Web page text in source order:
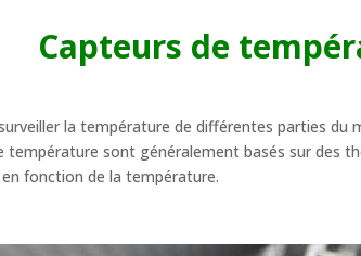
Capteurs de
la température de différentes parties du
température sont généralement basés sur
fonction de la température.